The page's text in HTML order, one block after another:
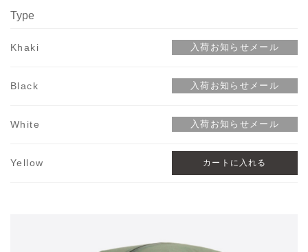
Type
Khaki
Black
White
Yellow